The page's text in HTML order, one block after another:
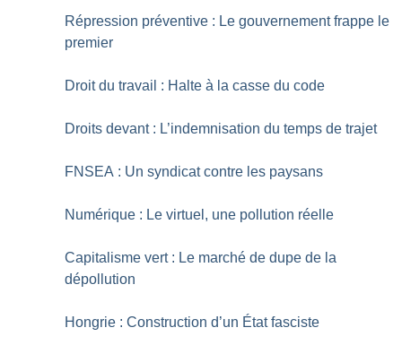
Répression préventive : Le gouvernement frappe le
premier
Droit du travail : Halte à la casse du code
Droits devant : L’indemnisation du temps de trajet
FNSEA : Un syndicat contre les paysans
Numérique : Le virtuel, une pollution réelle
Capitalisme vert : Le marché de dupe de la
dépollution
Hongrie : Construction d’un État fasciste